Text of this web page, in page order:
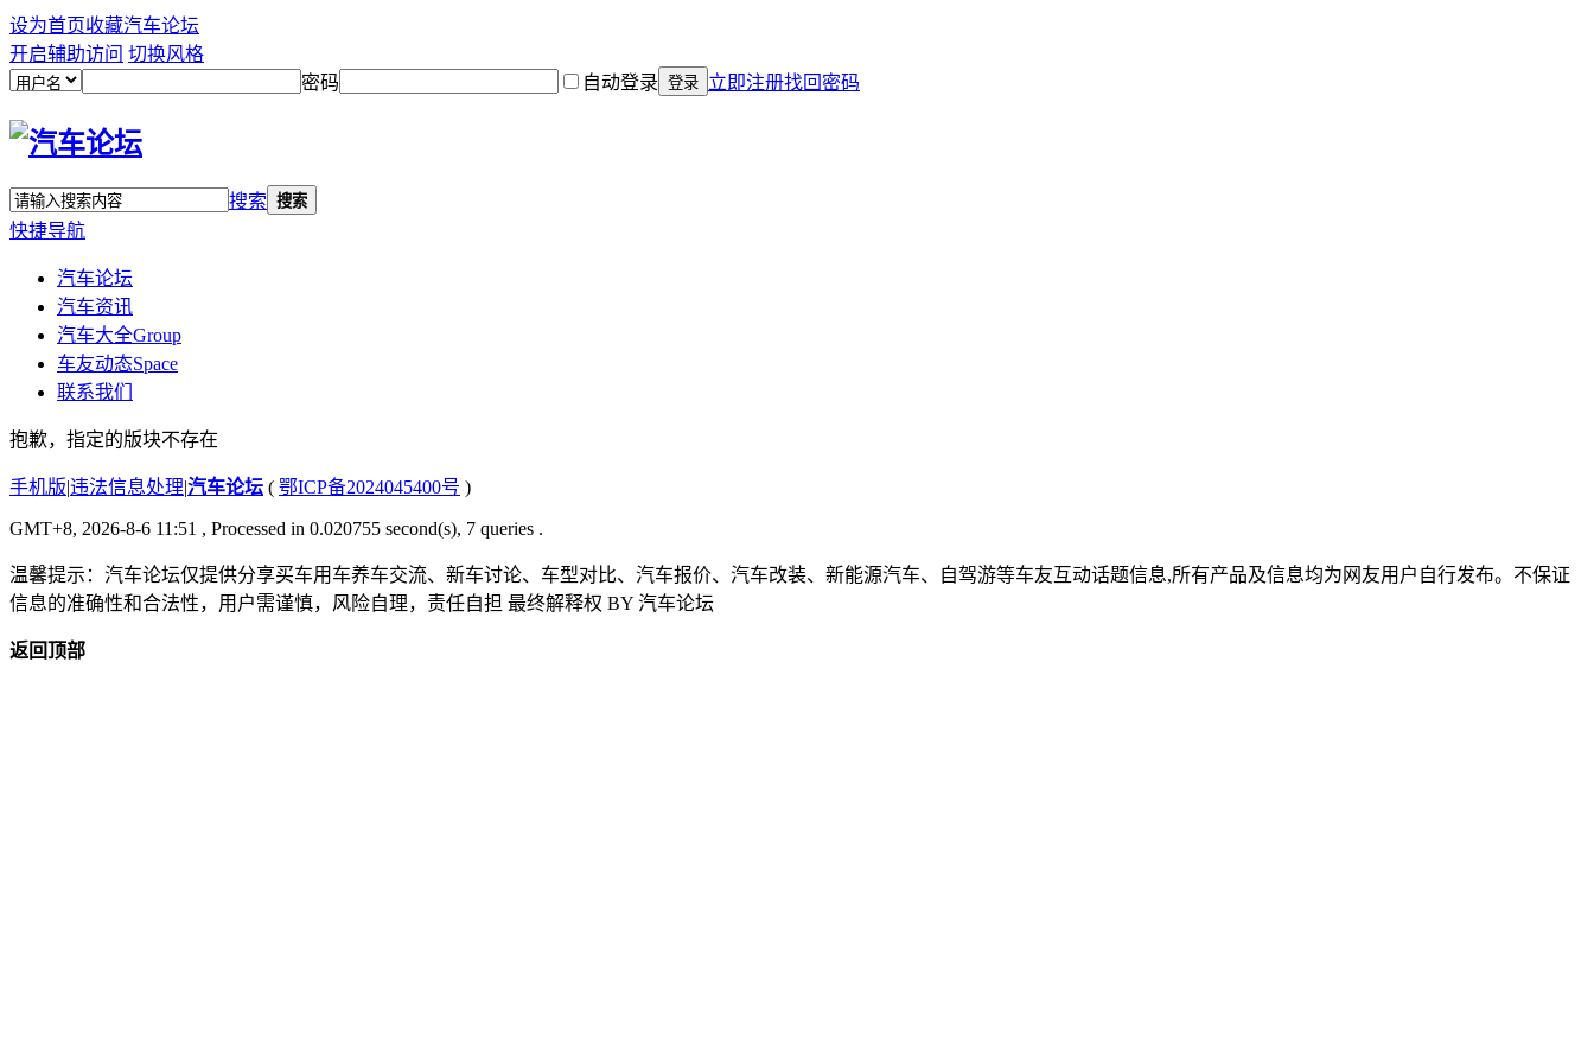
设为首页收藏汽车论坛
开启辅助访问 切换风格
密码
自动登录 登录 立即注册找回密码
搜索 搜索
快捷导航
汽车论坛
汽车资讯
汽车大全Group
车友动态Space
联系我们
抱歉，指定的版块不存在
手机版|违法信息处理|汽车论坛 ( 鄂ICP备2024045400号 )
GMT+8, 2026-8-6 11:51 , Processed in 0.020755 second(s), 7 queries .
温馨提示：汽车论坛仅提供分享买车用车养车交流、新车讨论、车型对比、汽车报价、汽车改装、新能源汽车、自驾游等车友互动话题信息,所有产品及信息均为网友用户自行发布。不保证
信息的准确性和合法性，用户需谨慎，风险自理，责任自担 最终解释权 BY 汽车论坛
返回顶部